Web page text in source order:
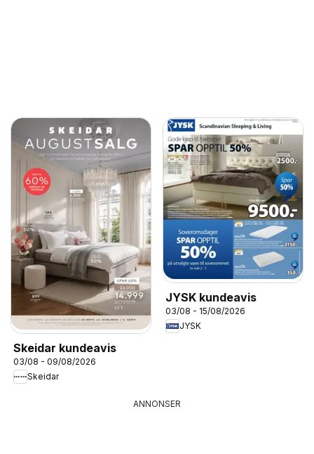
Skeidar kundeavis
03/08 - 09/08/2026
Skeidar
JYSK kundeavis
03/08 - 15/08/2026
JYSK
ANNONSER